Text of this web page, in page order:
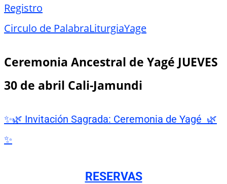
Registro
Circulo de PalabraLiturgiaYage
Ceremonia Ancestral de Yagé JUEVES
30 de abril Cali-Jamundi
✨🌿 Invitación Sagrada: Ceremonia de Yagé 🌿
✨
RESERVAS